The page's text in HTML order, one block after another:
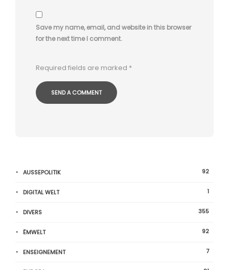
Save my name, email, and website in this browser
for the next time I comment.
Required fields are marked *
AUSSEPOLITIK 92
DIGITAL WELT 1
DIVERS 355
ËMWELT 92
ENSEIGNEMENT 7